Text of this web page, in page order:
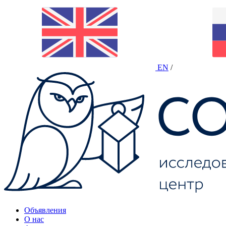
EN /
Объявления
О нас